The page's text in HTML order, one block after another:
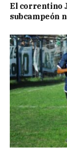
El correntino
subcampeón